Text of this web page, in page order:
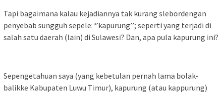
Tapi bagaimana kalau kejadiannya tak kurang slebordengan
penyebab sungguh sepele: ‘’kapurung’’; seperti yang terjadi di
salah satu daerah (lain) di Sulawesi? Dan, apa pula kapurung ini?
Sepengetahuan saya (yang kebetulan pernah lama bolak-
balikke Kabupaten Luwu Timur), kapurung (atau kappurung)